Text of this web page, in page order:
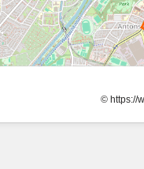
© https://